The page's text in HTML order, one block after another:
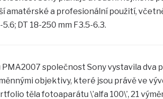
amatérské a profesionální použití,
DT 18-250 mm F3.5-6.3.
společnost Sony vystavila dva
objektivy, které jsou právě ve
těla fotoaparátu \’alfa 100\’, 21